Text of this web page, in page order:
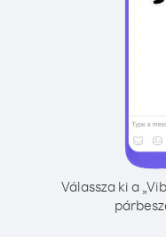
Válassza ki a